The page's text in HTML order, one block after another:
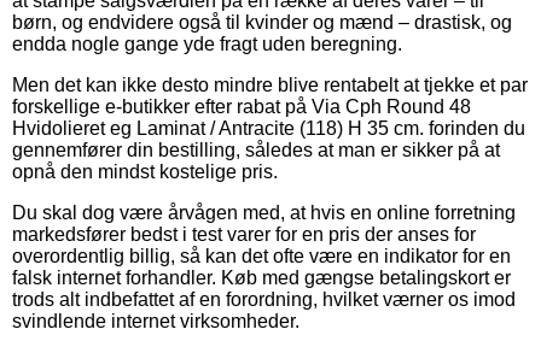
børn, og endvidere også til kvinder og mænd – drastisk, og
endda nogle gange yde fragt uden beregning.
Men det kan ikke desto mindre blive rentabelt at tjekke et par
forskellige e-butikker efter rabat på Via Cph Round 48
Hvidolieret eg Laminat / Antracite (118) H 35 cm. forinden du
gennemfører din bestilling, således at man er sikker på at
opnå den mindst kostelige pris.
Du skal dog være årvågen med, at hvis en online forretning
markedsfører bedst i test varer for en pris der anses for
overordentlig billig, så kan det ofte være en indikator for en
falsk internet forhandler. Køb med gængse betalingskort er
trods alt indbefattet af en forordning, hvilket værner os imod
svindlende internet virksomheder.